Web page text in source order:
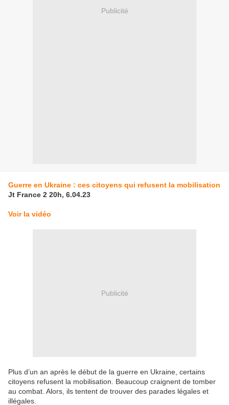
Publicité
Guerre en Ukraine : ces citoyens qui refusent la mobilisation
Jt France 2 20h, 6.04.23
Voir la vidéo
Publicité
Plus d’un an après le début de la guerre en Ukraine, certains
citoyens refusent la mobilisation. Beaucoup craignent de tomber
au combat. Alors, ils tentent de trouver des parades légales et
illégales.